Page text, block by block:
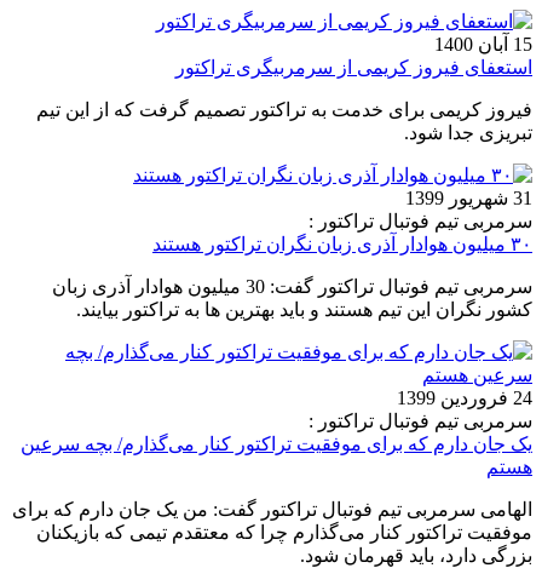
15 آبان 1400
استعفای فیروز کریمی از سرمربیگری تراکتور
فیروز کریمی برای خدمت به تراکتور تصمیم گرفت که از این تیم
تبریزی جدا شود.
31 شهریور 1399
سرمربی تیم فوتبال تراکتور :
۳۰ میلیون هوادار آذری زبان نگران تراکتور هستند
سرمربی تیم فوتبال تراکتور گفت: 30 میلیون هوادار آذری زبان
کشور نگران این تیم هستند و باید بهترین ها به تراکتور بیایند.
24 فروردین 1399
سرمربی تیم فوتبال تراکتور :
یک جان دارم که برای موفقیت تراکتور کنار می‌گذارم/ بچه سرعین
هستم
الهامی سرمربی تیم فوتبال تراکتور گفت: من یک جان دارم که برای
موفقیت تراکتور کنار می‌گذارم چرا که معتقدم تیمی که بازیکنان
بزرگی دارد، باید قهرمان شود.